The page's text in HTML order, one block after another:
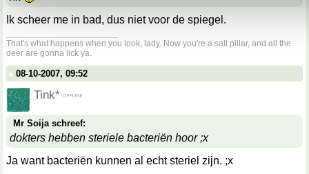
Ik scheer me in bad, dus niet voor de spiegel.
That's what happens when you look, lady. Now you're a salt pillar, and all the
deer are gonna lick ya.
08-10-2007, 09:52
Tink*
Mr Soija schreef:
dokters hebben steriele bacteriën hoor ;x
Ja want bacteriën kunnen al echt steriel zijn. ;x